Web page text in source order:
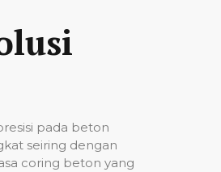
pada beton
seiring dengan
coring beton yang